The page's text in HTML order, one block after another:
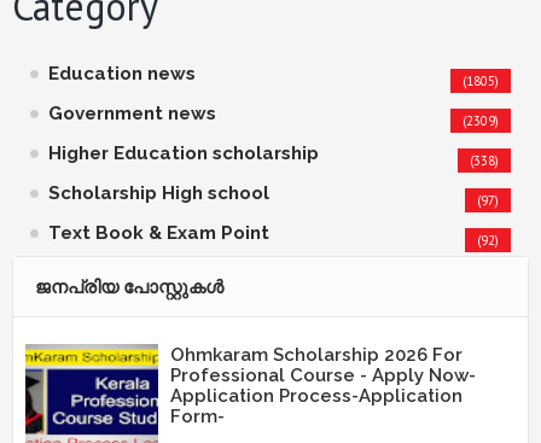
Education news (1805)
Government news (2309)
Higher Education scholarship (338)
Scholarship High school (97)
Text Book & Exam Point (92)
ജനപ്രിയ പോസ്റ്റുകള്‍‌
Ohmkaram Scholarship 2026 For
Professional Course - Apply Now-
Application Process-Application
Form-